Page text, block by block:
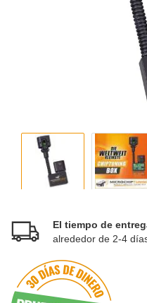
El tiempo de
alrededor de 2-4